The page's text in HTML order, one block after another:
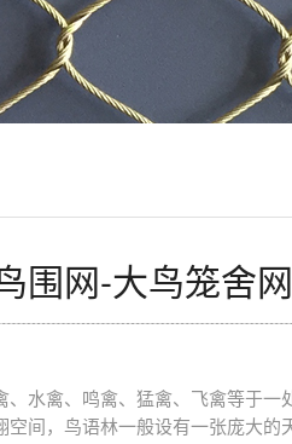
围网-大鸟笼舍
水禽、鸣禽、猛禽、飞禽等于
间，鸟语林一般设有一张庞大